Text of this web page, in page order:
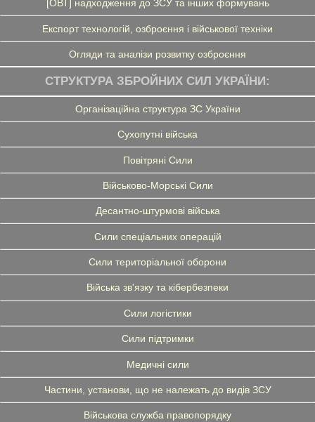
[ОВТ] надходження до ЗСУ та інших формувань
Експорт технологій, озброєння і військової техніки
Огляди та аналізи розвитку озброєння
СТРУКТУРА ЗБРОЙНИХ СИЛ УКРАЇНИ:
Організаційна структура ЗС України
Сухопутні війська
Повітряні Сили
Військово-Морські Сили
Десантно-штурмові війська
Сили спеціальних операцій
Сили територіальної оборони
Війська зв'язку та кібербезпеки
Сили логістики
Сили підтримки
Медичні сили
Частини, установи, що не належать до видів ЗСУ
Військова служба правопорядку